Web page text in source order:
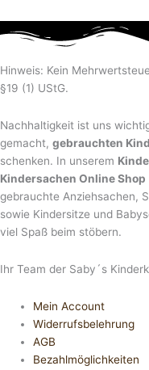
Hinweis: Kein
§19 (1) UStG.
Nachhaltigkeit ist uns
gemacht, gebrauchten
schenken. In unserem
Kindersachen Online Shop
gebrauchte Anziehsachen,
sowie Kindersitze und
viel Spaß beim stöbern.
Ihr Team der Saby´s
Mein Account
Widerrufsbelehrung
AGB
Bezahlmöglichkeiten